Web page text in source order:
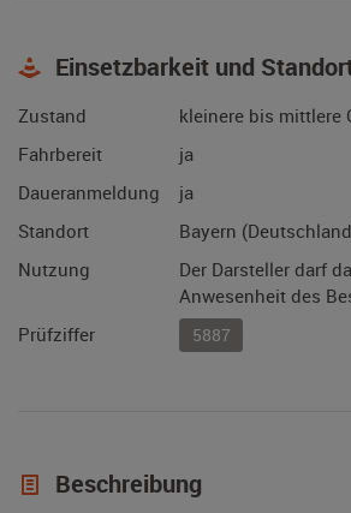
Einsetzbarkeit und
Zustand
kleinere bis mittlere
Fahrbereit
ja
Daueranmeldung
ja
Standort
Bayern
Nutzung
Der Darsteller darf
Anwesenheit des
Prüfziffer
5887
Beschreibung